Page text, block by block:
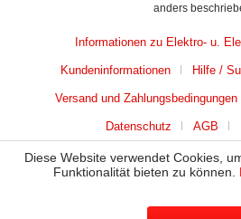
anders
Informationen zu Elektro- u.
Kundeninformationen Hilfe /
Versand und Zahlungsbedingungen
Datenschutz AGB
Diese Website verwendet Cookies,
Funktionalität bieten zu können.